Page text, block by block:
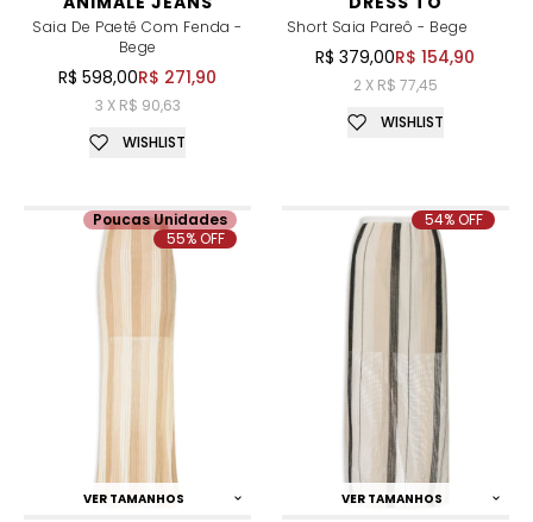
Saia De Paetê Com Fenda -
Bege
R$ 598,00R$ 271,90
3 X R$ 90,63
WISHLIST
Short Saia Pareô - Bege
R$ 379,00R$ 154,90
2 X R$ 77,45
WISHLIST
VER TAMANHOS
Poucas Unidades
55% OFF
VER TAMANHOS
54% OFF